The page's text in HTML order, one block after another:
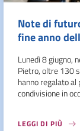
Note di
fine anno
Lunedì 8 giugno,
Pietro, oltre 130
hanno regalato al
condivisione in
LEGGI DI PIÙ